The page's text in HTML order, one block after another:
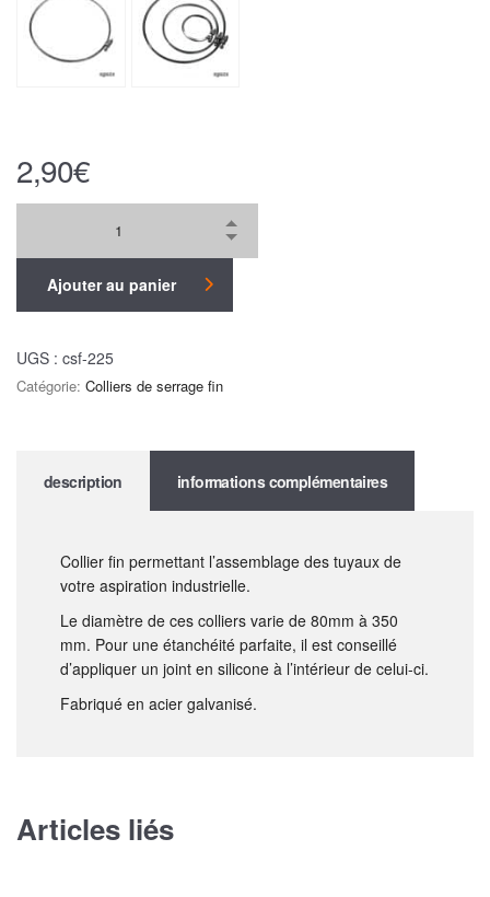
2,90€
Ajouter au panier
UGS : csf-225
Catégorie: Colliers de serrage fin
description informations complémentaires
Collier fin permettant l’assemblage des tuyaux de
votre aspiration industrielle.
Le diamètre de ces colliers varie de 80mm à 350
mm. Pour une étanchéité parfaite, il est conseillé
d’appliquer un joint en silicone à l’intérieur de celui-ci.
Fabriqué en acier galvanisé.
Articles liés